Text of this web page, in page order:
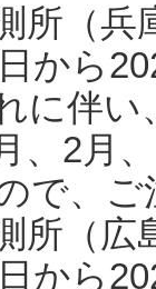
所（
から
に伴い
、2月
で、
所（
から